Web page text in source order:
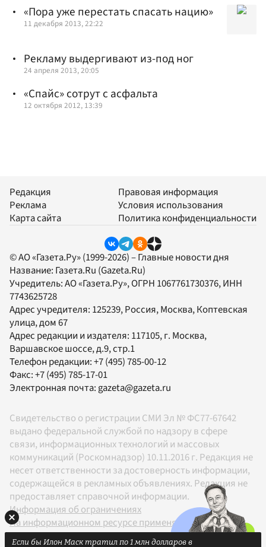
«Пора уже перестать спасать нацию»
11 декабря 2013, 22:22
Рекламу выдергивают из-под ног
24 апреля 2013, 20:05
«Спайс» сотрут с асфальта
12 октября 2012, 13:39
Редакция
Реклама
Карта сайта
Правовая информация
Условия использования
Политика конфиденциальности
© АО «Газета.Ру» (1999-2026) – Главные новости дня
Название: Газета.Ru (Gazeta.Ru)
Учредитель:АО «Газета.Ру», ОГРН 1067761730376, ИНН
7743625728
Адрес учредителя: 125239, Россия, Москва, Коптевская
улица, дом 67
Адрес редакции и издателя: 117105, г. Москва,
Варшавское шоссе, д.9, стр.1
Телефон редакции:+7 (495) 785-00-12
Факс:+7 (495) 785-17-01
Электронная почта: gazeta@gazeta.ru
Свидетельство о регистрации СМИ Эл № ФС77-67642
выдано федеральной службой по надзору в сфере
связи, информационных технологий и массовых
коммуникаций (Роскомнадзор) 10.11.2016 г. Редакция не
несет ответственности за достоверность информации,
содержащейся в рекламных объявлениях. Редакция не
предоставляет справочной информации.
Информация об ограничениях
На информационном ресурсе применяются
рекомендательные технологии в соответствии с
Если бы Илон Маск тратил по 1 млн долларов в